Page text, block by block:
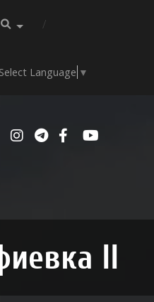
Select Language ▼
II